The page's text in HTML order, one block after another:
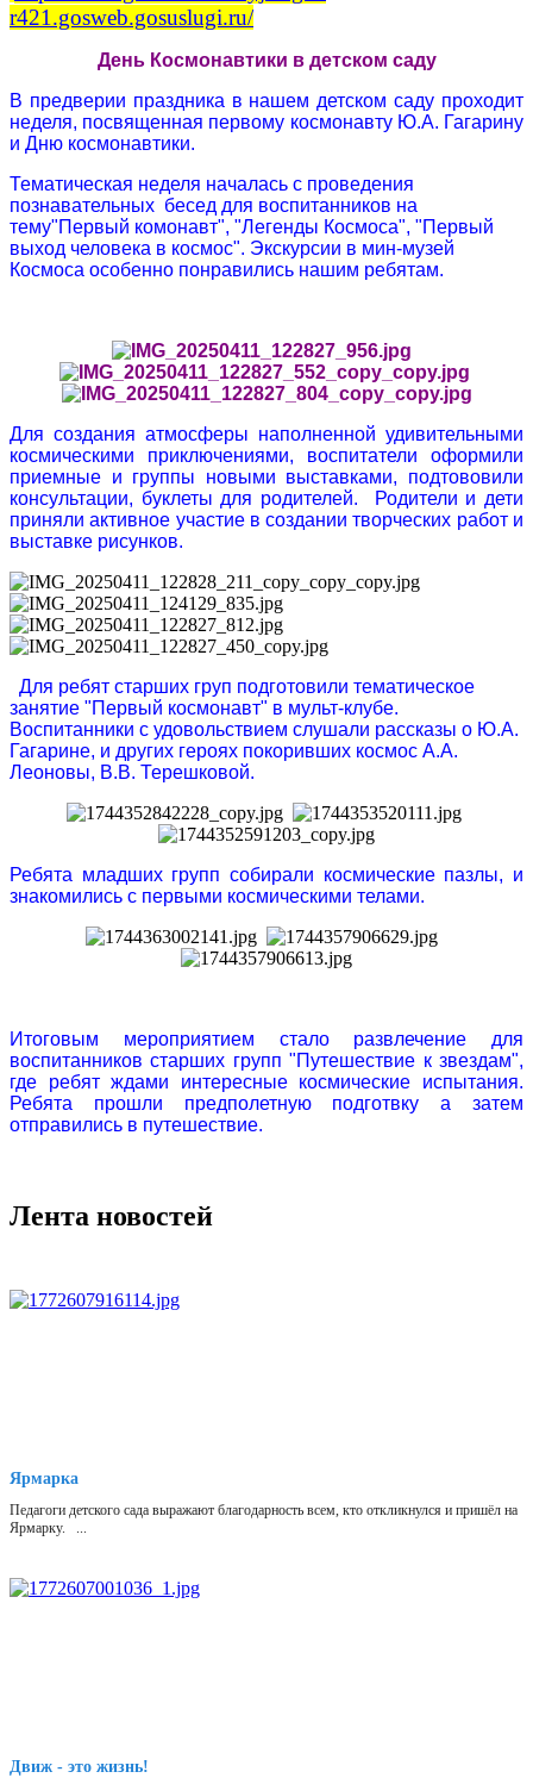
r421.gosweb.gosuslugi.ru/
День Космонавтики в детском саду
В предверии праздника в нашем детском саду проходит
неделя, посвященная первому космонавту Ю.А. Гагарину
и Дню космонавтики.
Тематическая неделя началась с проведения
познавательных бесед для воспитанников на
тему"Первый комонавт", "Легенды Космоса", "Первый
выход человека в космос". Экскурсии в мин-музей
Космоса особенно понравились нашим ребятам.
Для создания атмосферы наполненной удивительными
космическими приключениями, воспитатели оформили
приемные и группы новыми выставками, подтововили
консультации, буклеты для родителей. Родители и дети
приняли активное участие в создании творческих работ и
выставке рисунков.
Для ребят старших груп подготовили тематическое
занятие "Первый космонавт" в мульт-клубе.
Воспитанники с удовольствием слушали рассказы о Ю.А.
Гагарине, и других героях покоривших космос А.А.
Леоновы, В.В. Терешковой.
Ребята младших групп собирали космические пазлы, и
знакомились с первыми космическими телами.
Итоговым мероприятием стало развлечение для
воспитанников старших групп "Путешествие к звездам",
где ребят ждами интересные космические испытания.
Ребята прошли предполетную подготвку а затем
отправились в путешествие.
Лента новостей
Ярмарка
Педагоги детского сада выражают благодарность всем, кто откликнулся и пришёл на
Ярмарку. ...
Движ - это жизнь!